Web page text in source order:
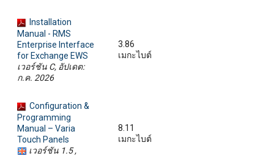
Installation
Manual - RMS
Enterprise Interface
for Exchange EWS
เวอร์ชัน C, อัปเดต:
ก.ค. 2026
3.86
เมกะไบต์
Configuration &
Programming
Manual – Varia
Touch Panels
เวอร์ชัน 1.5 ,
8.11
เมกะไบต์